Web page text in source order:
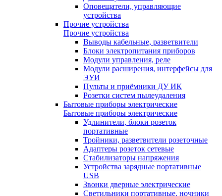
Оповещатели, управляющие
устройства
Прочие устройства
Прочие устройства
Выводы кабельные, разветвители
Блоки электропитания приборов
Модули управления, реле
Модули расширения, интерфейсы для
ЭУИ
Пульты и приёмники ДУ ИК
Розетки систем пылеудаления
Бытовые приборы электрические
Бытовые приборы электрические
Удлинители, блоки розеток
портативные
Тройники, разветвители розеточные
Адаптеры розеток сетевые
Стабилизаторы напряжения
Устройства зарядные портативные
USB
Звонки дверные электрические
Светильники портативные, ночники